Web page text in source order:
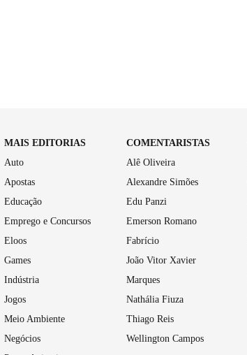
MAIS EDITORIAS
Auto
Apostas
Educação
Emprego e Concursos
Eloos
Games
Indústria
Jogos
Meio Ambiente
Negócios
COMENTARISTAS
Alê Oliveira
Alexandre Simões
Edu Panzi
Emerson Romano
Fabrício
João Vitor Xavier
Marques
Nathália Fiuza
Thiago Reis
Wellington Campos